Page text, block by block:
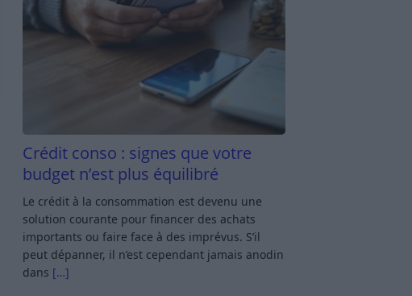
Crédit conso : signes que votre
budget n’est plus équilibré
Le crédit à la consommation est devenu une
solution courante pour financer des achats
importants ou faire face à des imprévus. S’il
peut dépanner, il n’est cependant jamais anodin
dans […]